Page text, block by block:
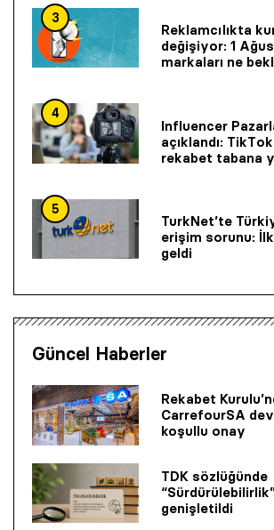
3
Reklamcılıkta
değişiyor: 1
markaları ne
4
Influencer
açıklandı:
rekabet tabana
5
TurkNet’te
erişim sorunu:
geldi
Güncel Haberler
Rekabet
CarrefourSA
koşullu onay
TDK sözlüğünde
genişletildi